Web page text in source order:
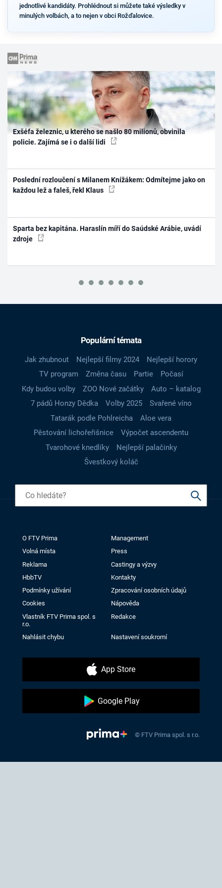
jednotlivé kandidáty. Prohlédnout si můžete také výsledky v
minulých volbách, a to nejen v obci Rožďalovice.
Exšéfa železnic, u kterého se našlo 80 milionů, obvinila
policie. Zajímá se i o další lidi
Poslední rozloučení s Milanem Knížákem: Odmítejme jako on
každou lež a faleš, řekl Klaus
Sparta bez kapitána. Haraslín míří do Saúdské Arábie, uvádí
zdroje
Populární témata
Jak zhubnout Nejlepší filmy 2024
Nejlepší horory
TV program
Změna času Partie
Počasí
Kdy budou volby
ZOO Nové začátky
Auto – katalog
7 pádů Honzy Dědka
Volby 2025
Svařené víno
Tatarák podle Pohlreicha
Aloe vera
Pěstování lichořeřišnice
Výpočet ascendentu
Tvarohové knedlíky
Nejlepší palačinky
Švestkový koláč
O FTV Prima
Management
Volná místa
Press
Reklama
Castingy a výzvy
HbbTV
Kontakty
Podmínky užívání
Zpracování osobních údajů
Cookies
Nápověda
Vlastník FTV Prima spol. s
r.o.
Redakce
Nahlásit chybu Nastavení soukromí
App Store
Google Play
© FTV Prima spol. s r.o.